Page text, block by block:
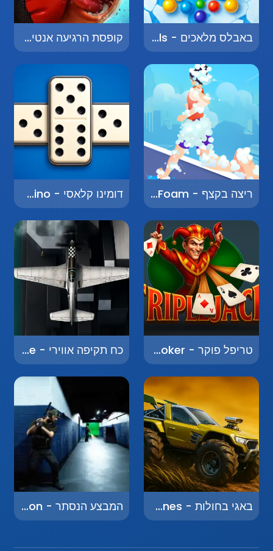
באבלס מלאכים - Bubbles Angels קופסת הרגיעה אנטי-סטרס - Antistress - Relaxation Box
ריצה בקצף - Running in Foam דומינו קלאסי - Classic Domino
טריפל פוקר - Triple Poker כח תקיפה אווירי - Air Strike Force
באגי בחולות - Buggy in the Dunes המבצע הנסתר - The Surreptitious Operation